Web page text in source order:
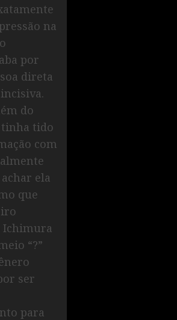
na
por
direta
do
tinha tido
com
ela
que
Ichimura
“?”
ser
para